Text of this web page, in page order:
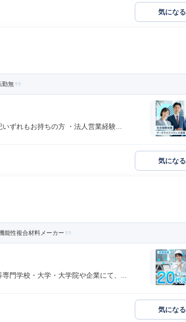
気になる
勤無
ずれもお持ちの方 ・法人営業経験...
気になる
能性複合材料メーカー
門学校・大学・大学院や企業にて、...
気になる